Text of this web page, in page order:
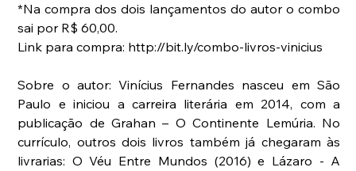
*Na compra dos dois lançamentos do autor o combo
sai por R$ 60,00.
Link para compra: http://bit.ly/combo-livros-vinicius
Sobre o autor: Vinícius Fernandes nasceu em São
Paulo e iniciou a carreira literária em 2014, com a
publicação de Grahan – O Continente Lemúria. No
currículo, outros dois livros também já chegaram às
livrarias: O Véu Entre Mundos (2016) e Lázaro - A